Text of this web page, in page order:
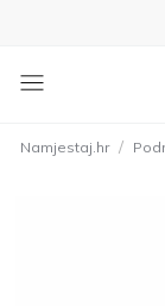
Namjestaj.hr /